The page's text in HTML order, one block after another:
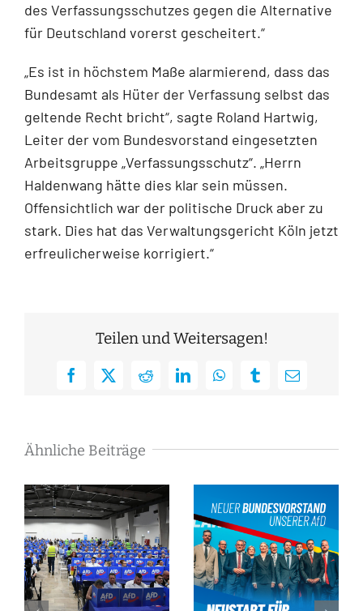
des Verfassungsschutzes gegen die Alternative
für Deutschland vorerst gescheitert.“
„Es ist in höchstem Maße alarmierend, dass das
Bundesamt als Hüter der Verfassung selbst das
geltende Recht bricht“, sagte Roland Hartwig,
Leiter der vom Bundesvorstand eingesetzten
Arbeitsgruppe „Verfassungsschutz“. „Herrn
Haldenwang hätte dies klar sein müssen.
Offensichtlich war der politische Druck aber zu
stark. Dies hat das Verwaltungsgericht Köln jetzt
erfreulicherweise korrigiert.“
Teilen und Weitersagen!
Facebook
X RedditLinkedInWhatsAppTumblrE-
Ähnliche Beiträge